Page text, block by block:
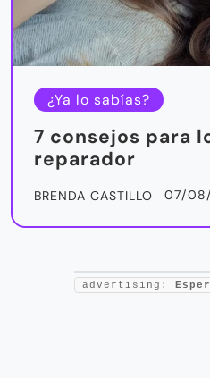
¿Ya lo sabías?
7 consejos para
reparador
BRENDA CASTILLO 07/
advertising: